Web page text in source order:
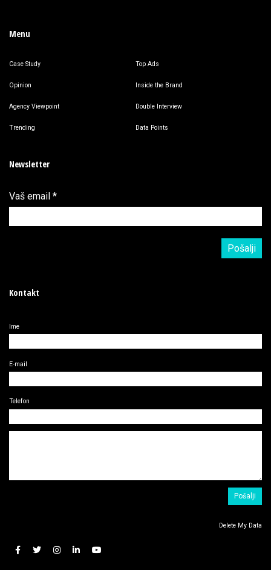
Menu
Case Study Top Ads
Opinion Inside the Brand
Agency Viewpoint Double Interview
Trending Data Points
Newsletter
Vaš email *
Kontakt
Ime
E-mail
Telefon
Delete My Data